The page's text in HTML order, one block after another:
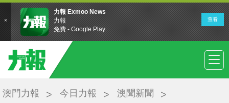
澳門力報 今日力報 澳聞新聞